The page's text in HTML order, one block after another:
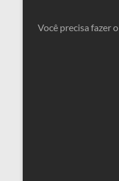
Você precisa fazer o